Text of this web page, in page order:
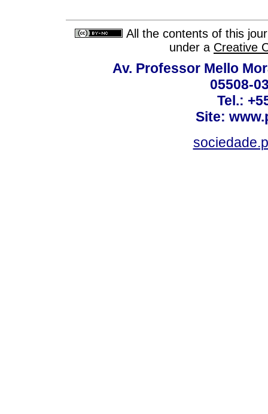
All the contents of this
under a Creative
Av. Professor Mello
05508-
Tel.:
Site: